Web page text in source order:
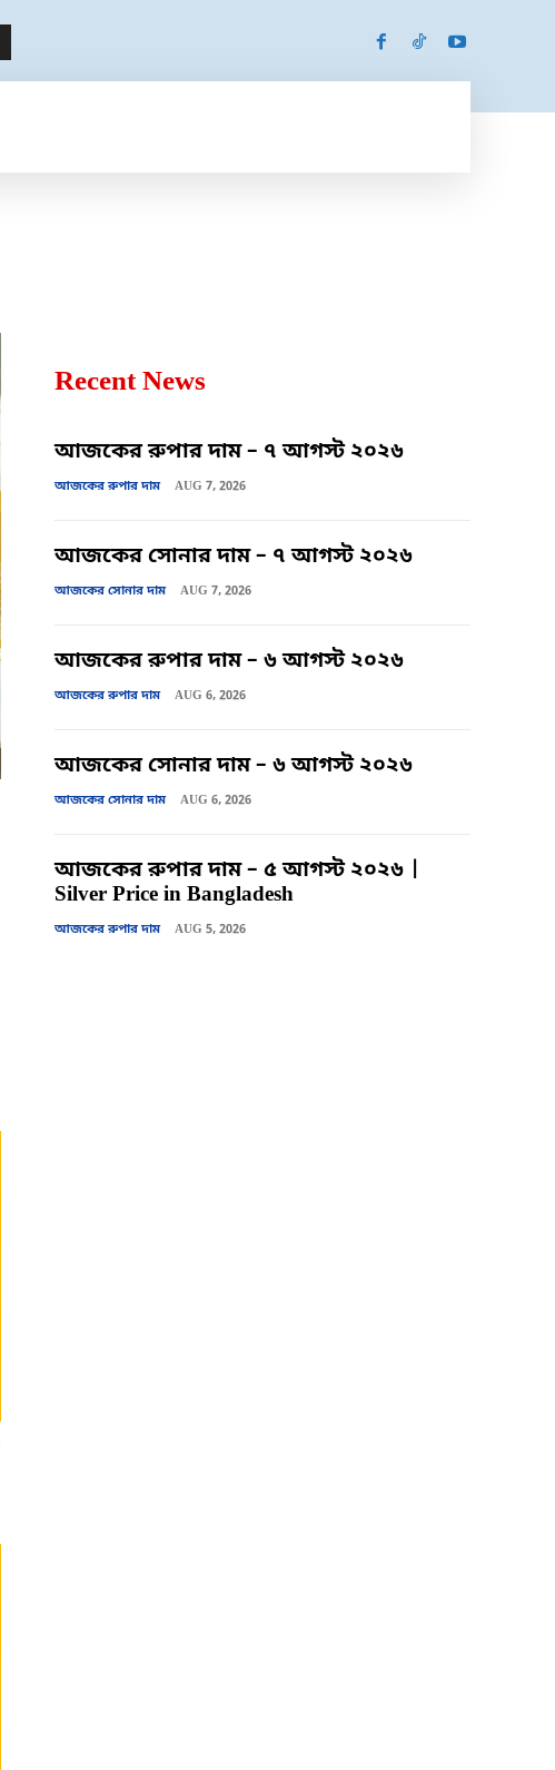
Recent News
আজকের রুপার দাম – ৭ আগস্ট ২০২৬
আজকের রুপার দাম AUG 7, 2026
আজকের সোনার দাম – ৭ আগস্ট ২০২৬
আজকের সোনার দাম AUG 7, 2026
আজকের রুপার দাম – ৬ আগস্ট ২০২৬
আজকের রুপার দাম AUG 6, 2026
আজকের সোনার দাম – ৬ আগস্ট ২০২৬
আজকের সোনার দাম AUG 6, 2026
আজকের রুপার দাম – ৫ আগস্ট ২০২৬ |
Silver Price in Bangladesh
আজকের রুপার দাম AUG 5, 2026